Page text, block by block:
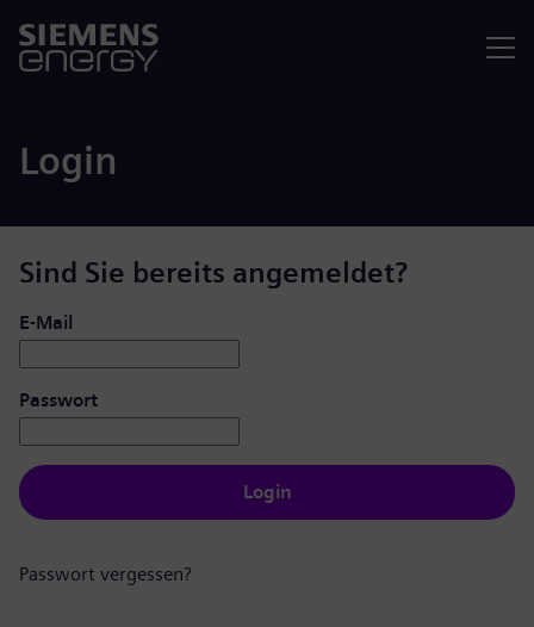
Login
Sind Sie bereits angemeldet?
Login: Benutzer und Passwort
E-Mail
Passwort
Login
Passwort vergessen?